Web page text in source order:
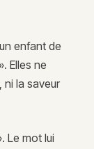
enfant de
Elles ne
ni la saveur
Le mot lui